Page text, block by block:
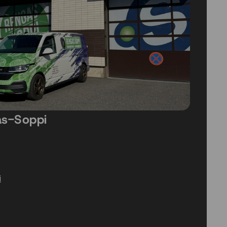
Soppi